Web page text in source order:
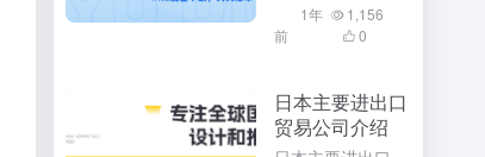
1年
前
1,156
0
日本主要进出口
贸易公司介绍